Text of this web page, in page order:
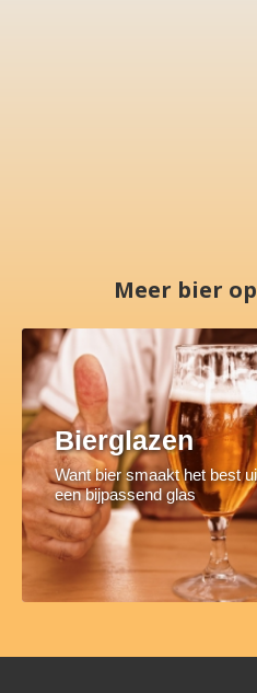
Meer bier
Bierglazen
Want bier smaakt het best
een bijpassend glas